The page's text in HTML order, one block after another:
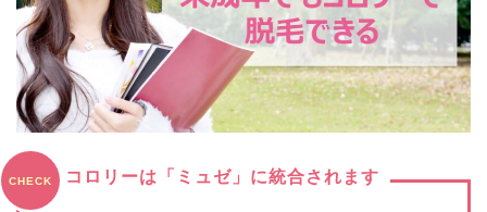
CHECK コロリーは「ミュゼ」に統合されます